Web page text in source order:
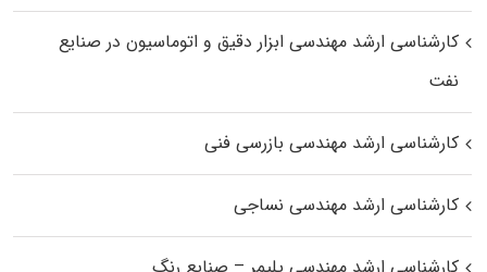
کارشناسی ارشد مهندسی ابزار دقیق و اتوماسیون در صنایع
نفت
کارشناسی ارشد مهندسی بازرسی فنی
کارشناسی ارشد مهندسی نساجی